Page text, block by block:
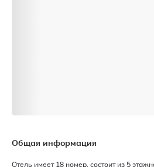
Общая информация
Отель имеет 18 номер, состоит из 5